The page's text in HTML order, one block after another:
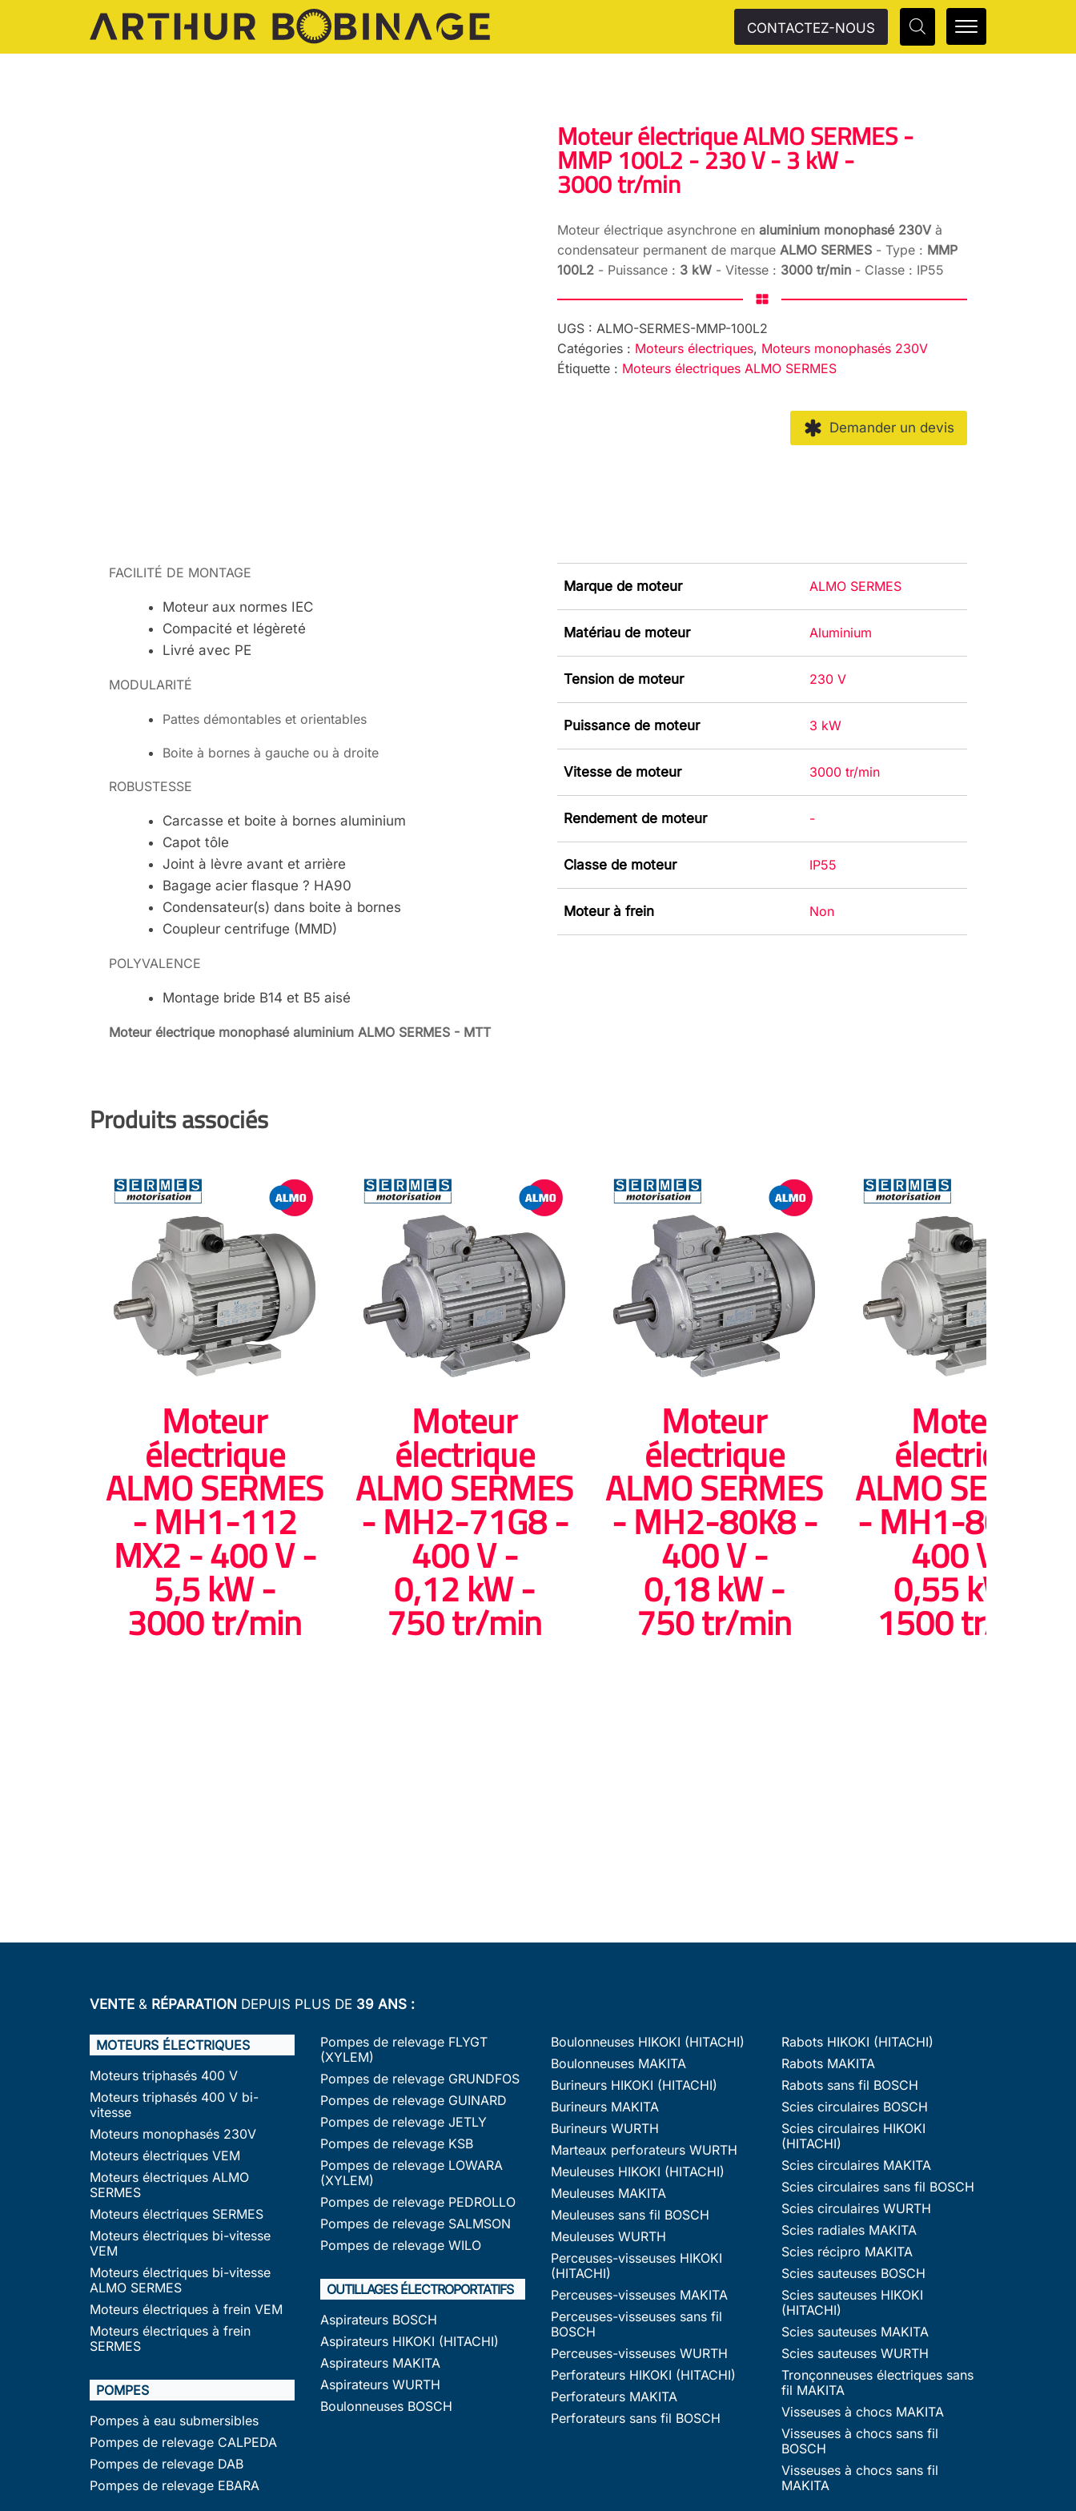
CONTACTEZ-NOUS
Moteur électrique ALMO SERMES -
MMP 100L2 - 230 V - 3 kW -
3000 tr/min
Moteur électrique asynchrone en aluminium monophasé 230V à
condensateur permanent de marque ALMO SERMES - Type : MMP
100L2 - Puissance : 3 kW - Vitesse : 3000 tr/min - Classe : IP55
UGS : ALMO-SERMES-MMP-100L2
Catégories : Moteurs électriques, Moteurs monophasés 230V
Étiquette : Moteurs électriques ALMO SERMES
Demander un devis
FACILITÉ DE MONTAGE
Moteur aux normes IEC
Compacité et légèreté
Livré avec PE
MODULARITÉ
Pattes démontables et orientables
Boite à bornes à gauche ou à droite
ROBUSTESSE
Carcasse et boite à bornes aluminium
Capot tôle
Joint à lèvre avant et arrière
Bagage acier flasque ? HA90
Condensateur(s) dans boite à bornes
Coupleur centrifuge (MMD)
POLYVALENCE
Montage bride B14 et B5 aisé
Moteur électrique monophasé aluminium ALMO SERMES - MTT
Marque de moteur ALMO SERMES
Matériau de moteur Aluminium
Tension de moteur 230 V
Puissance de moteur 3 kW
Vitesse de moteur 3000 tr/min
Rendement de moteur -
Classe de moteur IP55
Moteur à frein Non
Produits associés
Moteur
électrique
ALMO SERMES
- MH1-112
MX2 - 400 V -
5,5 kW -
3000 tr/min
Moteur
électrique
ALMO SERMES
- MH2-71G8 -
400 V -
0,12 kW -
750 tr/min
Moteur
électrique
ALMO SERMES
- MH2-80K8 -
400 V -
0,18 kW -
750 tr/min
Moteur
électrique
ALMO SERMES
- MH1-80 K4 -
400 V -
0,55 kW -
1500 tr/min
VENTE & RÉPARATION DEPUIS PLUS DE 39 ANS :
MOTEURS ÉLECTRIQUES
Moteurs triphasés 400 V
Moteurs triphasés 400 V bi-
vitesse
Moteurs monophasés 230V
Moteurs électriques VEM
Moteurs électriques ALMO
SERMES
Moteurs électriques SERMES
Moteurs électriques bi-vitesse
VEM
Moteurs électriques bi-vitesse
ALMO SERMES
Moteurs électriques à frein VEM
Moteurs électriques à frein
SERMES
POMPES
Pompes à eau submersibles
Pompes de relevage CALPEDA
Pompes de relevage DAB
Pompes de relevage EBARA
Pompes de relevage FLYGT
(XYLEM)
Pompes de relevage GRUNDFOS
Pompes de relevage GUINARD
Pompes de relevage JETLY
Pompes de relevage KSB
Pompes de relevage LOWARA
(XYLEM)
Pompes de relevage PEDROLLO
Pompes de relevage SALMSON
Pompes de relevage WILO
OUTILLAGES ÉLECTROPORTATIFS
Aspirateurs BOSCH
Aspirateurs HIKOKI (HITACHI)
Aspirateurs MAKITA
Aspirateurs WURTH
Boulonneuses BOSCH
Boulonneuses HIKOKI (HITACHI)
Boulonneuses MAKITA
Burineurs HIKOKI (HITACHI)
Burineurs MAKITA
Burineurs WURTH
Marteaux perforateurs WURTH
Meuleuses HIKOKI (HITACHI)
Meuleuses MAKITA
Meuleuses sans fil BOSCH
Meuleuses WURTH
Perceuses-visseuses HIKOKI
(HITACHI)
Perceuses-visseuses MAKITA
Perceuses-visseuses sans fil
BOSCH
Perceuses-visseuses WURTH
Perforateurs HIKOKI (HITACHI)
Perforateurs MAKITA
Perforateurs sans fil BOSCH
Rabots HIKOKI (HITACHI)
Rabots MAKITA
Rabots sans fil BOSCH
Scies circulaires BOSCH
Scies circulaires HIKOKI
(HITACHI)
Scies circulaires MAKITA
Scies circulaires sans fil BOSCH
Scies circulaires WURTH
Scies radiales MAKITA
Scies récipro MAKITA
Scies sauteuses BOSCH
Scies sauteuses HIKOKI
(HITACHI)
Scies sauteuses MAKITA
Scies sauteuses WURTH
Tronçonneuses électriques sans
fil MAKITA
Visseuses à chocs MAKITA
Visseuses à chocs sans fil
BOSCH
Visseuses à chocs sans fil
MAKITA